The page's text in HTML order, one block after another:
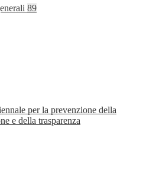
89
per la prevenzione della
e della trasparenza